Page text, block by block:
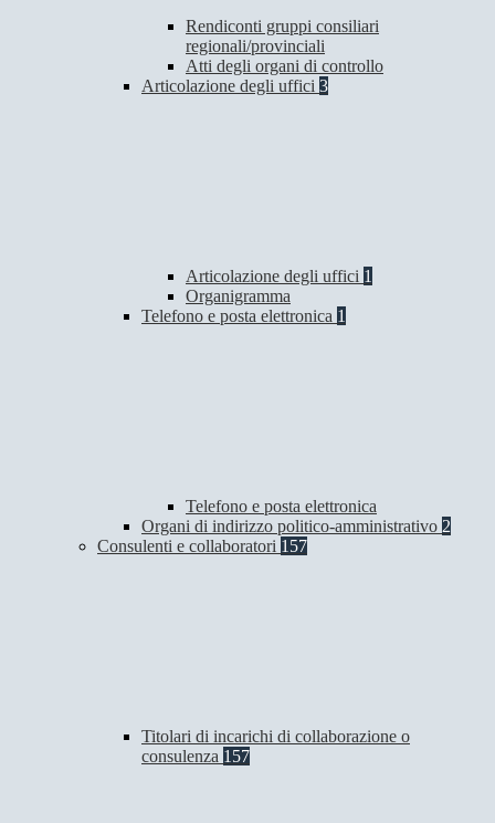
Rendiconti gruppi consiliari
regionali/provinciali
Atti degli organi di controllo
Articolazione degli uffici 3
Articolazione degli uffici 1
Organigramma
Telefono e posta elettronica 1
Telefono e posta elettronica
Organi di indirizzo politico-amministrativo 2
Consulenti e collaboratori 157
Titolari di incarichi di collaborazione o
consulenza 157